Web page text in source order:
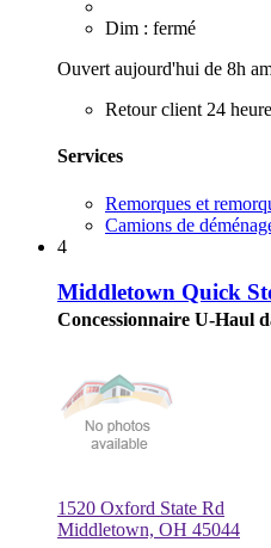
Dim : fermé
Ouvert aujourd'hui de 8h
Retour client 24
Services
Remorques et
Camions de
4
Middletown Quick
Concessionnaire U-Haul
1520 Oxford State Rd
Middletown, OH 45044